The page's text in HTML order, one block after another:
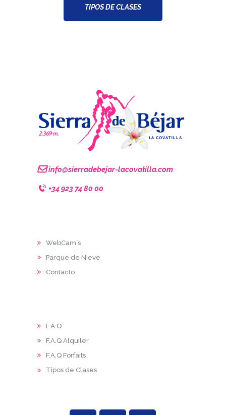
TIPOS DE CLASES
info@sierradebejar-lacovatilla.com
+34 923 74 80 00
WebCam´s
Parque de Nieve
Contacto
F.A.Q
F.A.Q Alquiler
F.A.Q Forfaits
Tipos de Clases